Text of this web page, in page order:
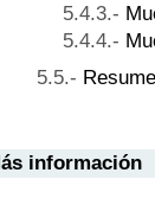
información